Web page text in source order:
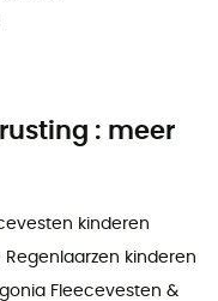
: meer
kinderen
Regenlaarzen kinderen
Fleecevesten &